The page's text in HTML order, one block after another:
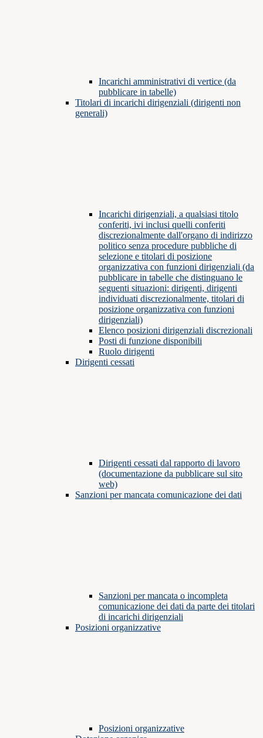
Incarichi amministrativi di vertice (da
pubblicare in tabelle)
Titolari di incarichi dirigenziali (dirigenti non
generali)
Incarichi dirigenziali, a qualsiasi titolo
conferiti, ivi inclusi quelli conferiti
discrezionalmente dall'organo di indirizzo
politico senza procedure pubbliche di
selezione e titolari di posizione
organizzativa con funzioni dirigenziali (da
pubblicare in tabelle che distinguano le
seguenti situazioni: dirigenti, dirigenti
individuati discrezionalmente, titolari di
posizione organizzativa con funzioni
dirigenziali)
Elenco posizioni dirigenziali discrezionali
Posti di funzione disponibili
Ruolo dirigenti
Dirigenti cessati
Dirigenti cessati dal rapporto di lavoro
(documentazione da pubblicare sul sito
web)
Sanzioni per mancata comunicazione dei dati
Sanzioni per mancata o incompleta
comunicazione dei dati da parte dei titolari
di incarichi dirigenziali
Posizioni organizzative
Posizioni organizzative